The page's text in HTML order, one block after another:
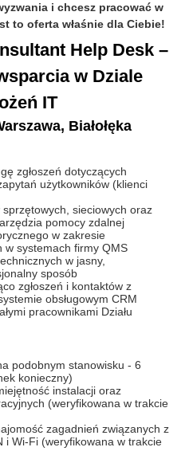
i chcesz pracować w
to oferta właśnie dla Ciebie!
Help Desk –
w Dziale
IT
Białołęka
zgłoszeń dotyczących
użytkowników (klienci
sieciowych oraz
pomocy zdalnej
w zakresie
w systemach firmy QMS
w jasny,
sposób
zgłoszeń i kontaktów z
obsługowym CRM
pracownikami Działu
podobnym stanowisku - 6
konieczny)
instalacji oraz
(weryfikowana w trakcie
zagadnień związanych z
i Wi-Fi (weryfikowana w trakcie